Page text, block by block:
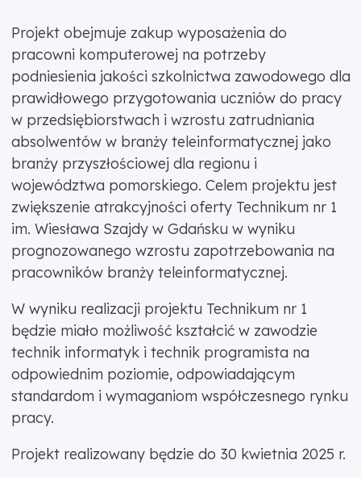
Projekt obejmuje zakup wyposażenia do
pracowni komputerowej na potrzeby
podniesienia jakości szkolnictwa zawodowego dla
prawidłowego przygotowania uczniów do pracy
w przedsiębiorstwach i wzrostu zatrudniania
absolwentów w branży teleinformatycznej jako
branży przyszłościowej dla regionu i
województwa pomorskiego. Celem projektu jest
zwiększenie atrakcyjności oferty Technikum nr 1
im. Wiesława Szajdy w Gdańsku w wyniku
prognozowanego wzrostu zapotrzebowania na
pracowników branży teleinformatycznej.
W wyniku realizacji projektu Technikum nr 1
będzie miało możliwość kształcić w zawodzie
technik informatyk i technik programista na
odpowiednim poziomie, odpowiadającym
standardom i wymaganiom współczesnego rynku
pracy.
Projekt realizowany będzie do 30 kwietnia 2025 r.